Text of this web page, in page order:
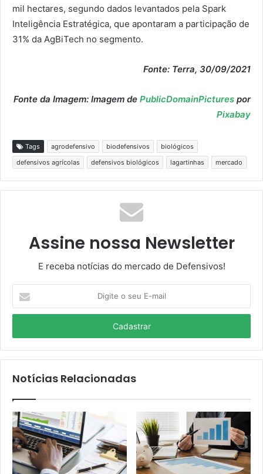
mil hectares, segundo dados levantados pela Spark
Inteligência Estratégica, que apontaram a participação de
31% da AgBiTech no segmento.
Fonte: Terra, 30/09/2021
Fonte da Imagem: Imagem de PublicDomainPictures por
Pixabay
Tags agrodefensivo biodefensivos
biológicos
defensivos agrícolas
defensivos biológicos lagartinhas mercado
Assine nossa Newsletter
E receba notícias do mercado de Defensivos!
seu
mail
Notícias Relacionadas